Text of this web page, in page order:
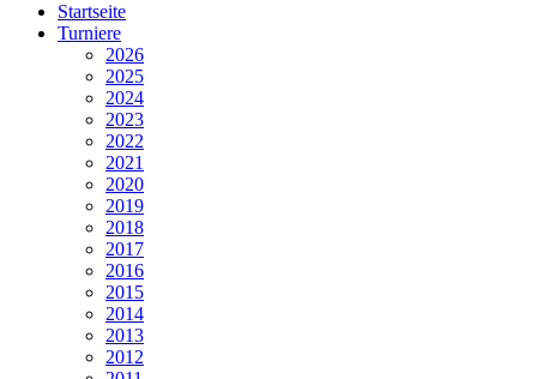
Startseite
Turniere
2026
2025
2024
2023
2022
2021
2020
2019
2018
2017
2016
2015
2014
2013
2012